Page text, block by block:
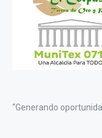
“Generando